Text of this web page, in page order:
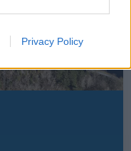
Privacy Policy